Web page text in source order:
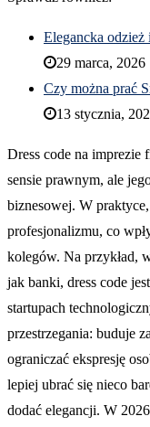
Elegancka odzież
29 marca, 2026
Czy można prać
13 stycznia,
Dress code na
sensie prawnym, ale
biznesowej. W
profesjonalizmu, co
kolegów. Na przykład,
jak banki, dress code
startupach
przestrzegania: buduje
ograniczać ekspresję
lepiej ubrać się nieco
dodać elegancji. W